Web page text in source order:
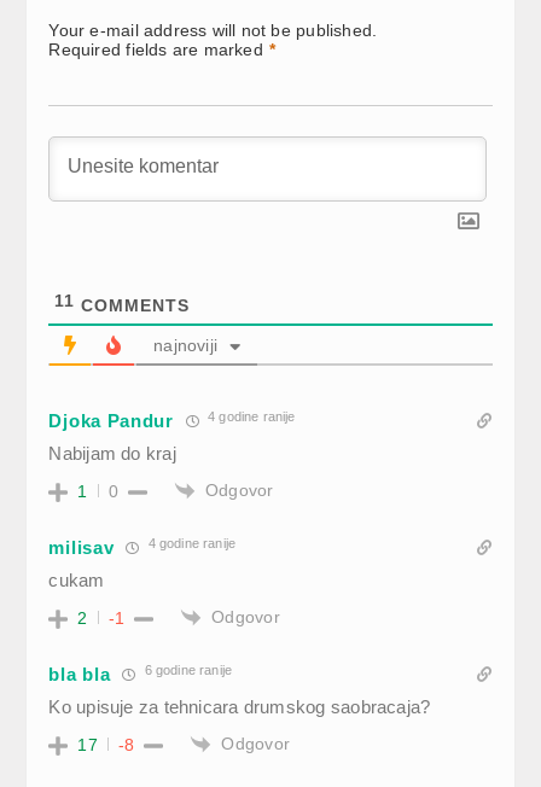
Your e-mail address will not be published.
Required fields are marked *
11 COMMENTS
najnoviji
Djoka Pandur 4 godine ranije
Nabijam do kraj
1 0 Odgovor
milisav 4 godine ranije
cukam
2 -1 Odgovor
bla bla 6 godine ranije
Ko upisuje za tehnicara drumskog saobracaja?
17 -8 Odgovor